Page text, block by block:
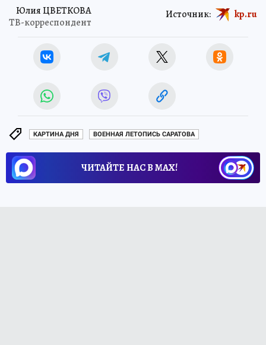
Юлия ЦВЕТКОВА
ТВ-корреспондент
Источник: kp.ru
КАРТИНА ДНЯ ВОЕННАЯ ЛЕТОПИСЬ САРАТОВА
ЧИТАЙТЕ НАС В МАХ!